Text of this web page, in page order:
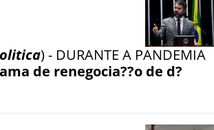
) - DURANTE A PANDEMIA
de renegocia??o de d?